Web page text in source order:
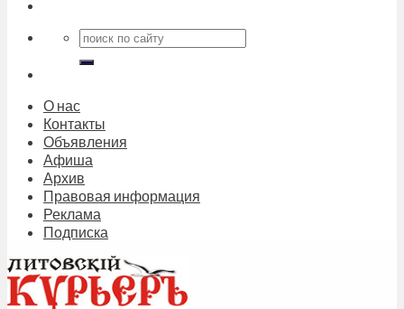
О нас
Контакты
Объявления
Афиша
Архив
Правовая информация
Реклама
Подписка